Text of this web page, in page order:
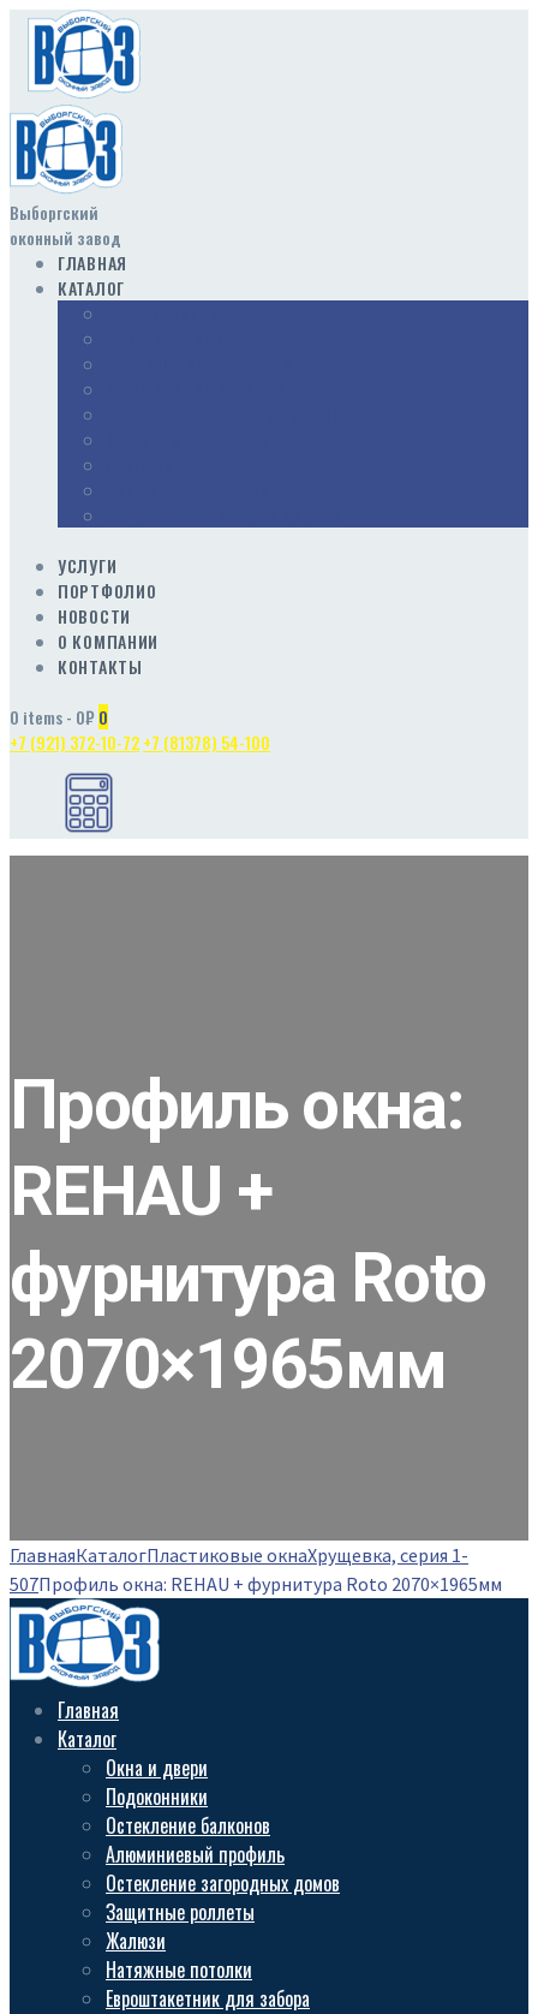
Выборгский
оконный завод
ГЛАВНАЯ
КАТАЛОГ
УСЛУГИ
ПОРТФОЛИО
НОВОСТИ
О КОМПАНИИ
КОНТАКТЫ
0 items- 0₽ 0
+7 (921) 372-10-72+7 (81378) 54-100
Профиль окна:
REHAU +
фурнитура Roto
2070×1965мм
ГлавнаяКаталогПластиковые окнаХрущевка, серия 1-
507Профиль окна: REHAU + фурнитура Roto 2070×1965мм
Главная
Каталог
Окна и двери
Подоконники
Остекление балконов
Алюминиевый профиль
Остекление загородных домов
Защитные роллеты
Жалюзи
Натяжные потолки
Евроштакетник для забора